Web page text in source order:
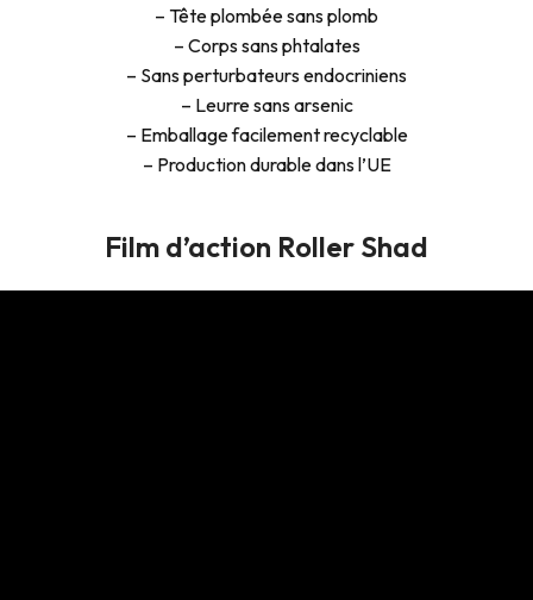
– Tête plombée sans plomb
– Corps sans phtalates
– Sans perturbateurs endocriniens
– Leurre sans arsenic
– Emballage facilement recyclable
– Production durable dans l’UE
Film d’action Roller Shad